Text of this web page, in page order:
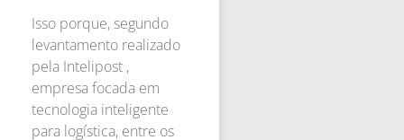
Isso porque, segundo
levantamento realizado
pela Intelipost ,
empresa focada em
tecnologia inteligente
para logística, entre os